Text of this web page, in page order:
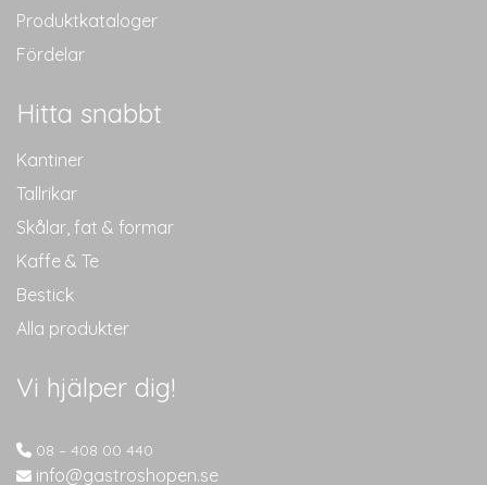
Produktkataloger
Fördelar
Hitta snabbt
Kantiner
Tallrikar
Skålar, fat & formar
Kaffe & Te
Bestick
Alla produkter
Vi hjälper dig!
08 – 408 00 440
info@gastroshopen.se